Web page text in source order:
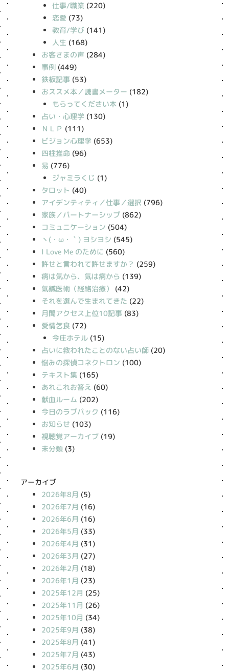
仕事/職業 (220)
恋愛 (73)
教育/学び(141)
人生 (168)
お客さまの声 (284)
事例 (449)
鉄板記事 (53)
おススメ本／読書メーター (182)
もらってください本(1)
占い・心理学 (130)
ＮＬＰ (111)
ビジョン心理学 (653)
四柱推命 (96)
易 (776)
ジャミラくじ (1)
タロット (40)
アイデンティティ／仕事／選択 (796)
家族／パートナーシップ (862)
コミュニケーション (504)
丶(・ω・｀) ヨシヨシ (545)
I Love Me のために (560)
許せと言われて許せますか？ (259)
病は気から、気は病から (139)
氣鍼医術（経絡治療）
(42)
それを選んで生まれてきた (22)
月間アクセス上位10記事 (83)
愛情乞食 (72)
今庄ホテル(15)
占いに救われたことのない占い師 (20)
悩みの探偵コネクトロン (100)
テキスト集 (165)
あれこれお答え (60)
献血ルーム (202)
今日のラブパック (116)
お知らせ (103)
視聴覚アーカイブ (19)
未分類 (3)
アーカイブ
2026年8月 (5)
2026年7月 (16)
2026年6月 (16)
2026年5月 (33)
2026年4月 (31)
2026年3月 (27)
2026年2月 (18)
2026年1月 (23)
2025年12月 (25)
2025年11月 (26)
2025年10月 (34)
2025年9月 (38)
2025年8月 (41)
2025年7月 (43)
2025年6月 (30)